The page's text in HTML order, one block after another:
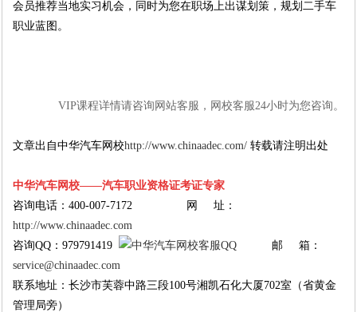
会员推荐当地实习机会，同时为您在职场上出谋划策， 规划二手车
职业蓝图。
VIP课程详情请咨询网站客服，网校客服24小时为您咨询。
文章出自中华汽车网校http://www.chinaadec.com/转载请注明出处
中华汽车网校——汽车职业资格证考证专家
咨询电话：400-007-7172 网 址：
http://www.chinaadec.com
咨询QQ：979791419
邮 箱：
service@chinaadec.com
联系地址：长沙市芙蓉中路三段100号湘凯石化大厦702室（省黄金
管理局旁）